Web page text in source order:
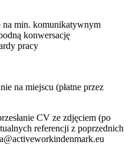
na min. komunikatywnym
konwersację
pracy
na miejscu (płatne przez
CV ze zdjęciem (po
referencji z poprzednich